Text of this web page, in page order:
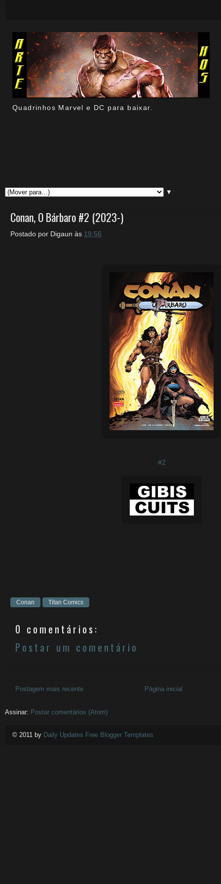
Quadrinhos Marvel e DC para baixar.
▼
Conan, O Bárbaro #2 (2023-)
Postado por Digaun às 19:56
#2
Conan Titan Comics
0 comentários:
Postar um comentário
Postagem mais recente Página inicial
Assinar: Postar comentários (Atom)
© 2011 by Daily Updates Free Blogger Templates